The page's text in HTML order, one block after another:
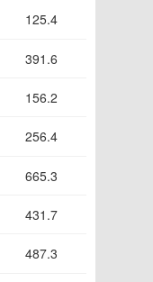
125.4
391.6
156.2
256.4
665.3
431.7
487.3